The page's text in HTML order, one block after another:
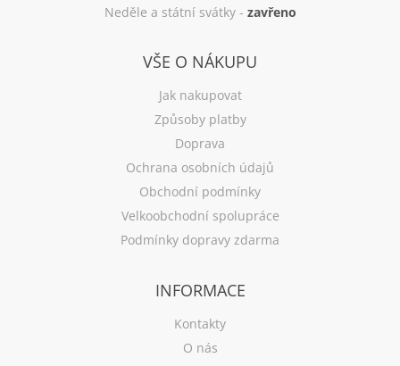
Neděle a státní svátky - zavřeno
VŠE O NÁKUPU
Jak nakupovat
Způsoby platby
Doprava
Ochrana osobních údajů
Obchodní podmínky
Velkoobchodní spolupráce
Podmínky dopravy zdarma
INFORMACE
Kontakty
O nás